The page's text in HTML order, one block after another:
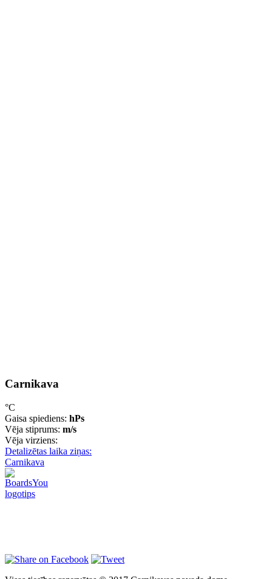
Carnikava
°C
Gaisa spiediens: hPs
Vēja stiprums: m/s
Vēja virziens:
Detalizētas laika ziņas:
Carnikava